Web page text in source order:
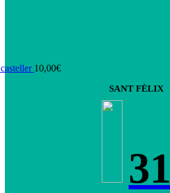
10,00€
SANT FÈLIX
31